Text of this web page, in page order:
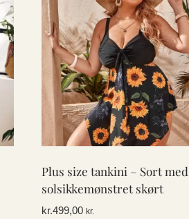
Plus size tankini – Sort med
solsikkemønstret skørt
kr.499,00 kr.